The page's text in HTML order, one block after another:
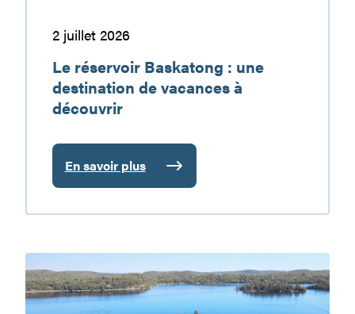
2 juillet 2026
Le réservoir Baskatong : une
destination de vacances à
découvrir
En savoir plus
:
Le
réservoir
:
une
destination
de
au
cœur